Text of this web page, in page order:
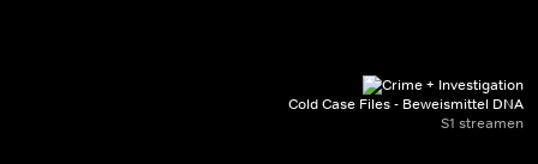
Cold Case Files - Beweismittel DNA
S1 streamen